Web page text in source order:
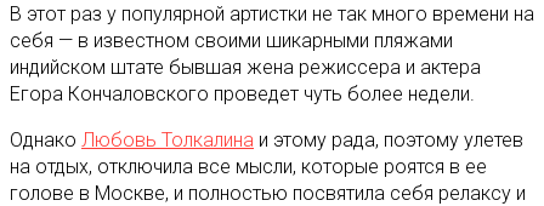
В этот раз у популярной артистки не так много времени на
себя — в известном своими шикарными пляжами
индийском штате бывшая жена режиссера и актера
Егора Кончаловского проведет чуть более недели.
Однако Любовь Толкалина и этому рада, поэтому улетев
на отдых, отключила все мысли, которые роятся в ее
голове в Москве, и полностью посвятила себя релаксу и